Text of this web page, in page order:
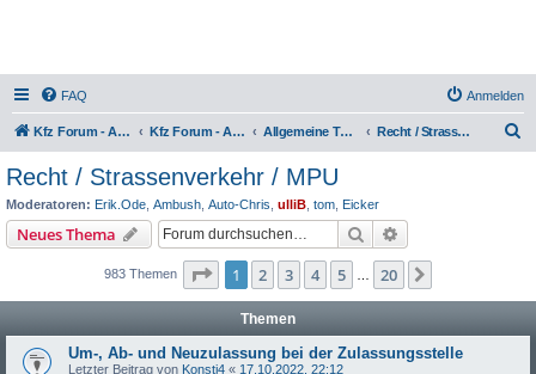
FAQ Anmelden
Kfz Forum - Auto, Motorrad und LKW Kfz Forum - Auto, Motorrad und LKW Allgemeine Themen rund ums Kfz Recht / Strassenverkehr / MPU
Recht / Strassenverkehr / MPU
Moderatoren: Erik.Ode Ambush Auto-Chris ulliB tom Eicker
Neues Thema Suche
983 Themen Seite 1von 20
1 2 3 4 5 20
Themen
Um-, Ab- und Neuzulassung bei der Zulassungsstelle
Letzter Beitrag von Konsti4 « 17.10.2022, 22:12